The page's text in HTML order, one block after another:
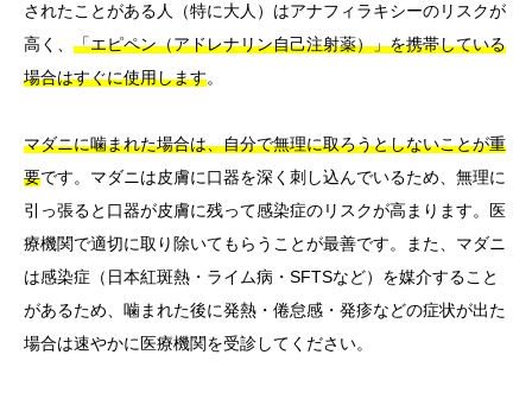
されたことがある人（特に大人）はアナフィラキシーのリスクが
高く、 「エピペン（アドレナリン自己注射薬）」を携帯している
場合はすぐに使用します。
マダニに噛まれた場合は、自分で無理に取ろうとしないことが重
要です。マダニは皮膚に口器を深く刺し込んでいるため、無理に
引っ張ると口器が皮膚に残って感染症のリスクが高まります。医
療機関で適切に取り除いてもらうことが最善です。また、マダニ
は感染症（日本紅斑熱・ライム病・SFTSなど）を媒介すること
があるため、噛まれた後に発熱・倦怠感・発疹などの症状が出た
場合は速やかに医療機関を受診してください。